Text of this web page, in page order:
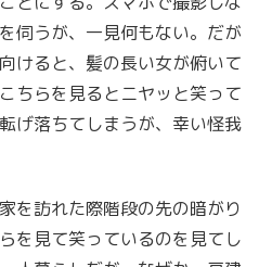
伺うが、一見何もない。だが
けると、髪の長い女が俯いて
ちらを見るとニヤッと笑って
げ落ちてしまうが、幸い怪我
を訪れた際階段の先の暗がり
を見て笑っているのを見てし